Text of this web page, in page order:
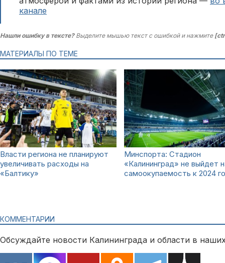
канале
Нашли ошибку в тексте?Выделите мышью текст с ошибкой и нажмите
МАТЕРИАЛЫ ПО ТЕМЕ
Власти региона не планируют
увеличивать расходы на
«Балтику»
Минспорта: Стадион
«Калининград» не выйдет
самоокупаемость к 2024
КОММЕНТАРИИ
Обсуждайте новости Калининграда и области в